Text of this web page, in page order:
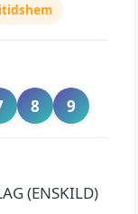
8 9
(ENSKILD)